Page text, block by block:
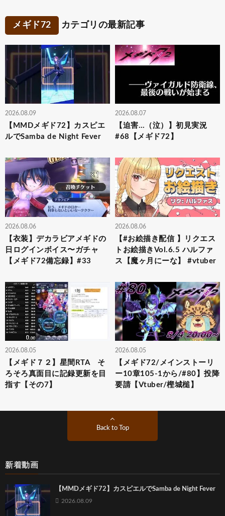
メギド72 カテゴリの最新記事
2026.08.09
【MMDメギド72】カスピエ
ルでSamba de Night Fever
2026.08.07
【迫害…（泣）】初見実況
#68【メギド72】
2026.08.06
【衣装】デカラビアメギドの
日ログインボイス〜ガチャ
【メギド72備忘録】#33
2026.08.06
【#お絵描き配信 】リクエス
トお絵描きVol.6.5 ハルファ
ス【魔ヶ月にーな】 #vtuber
2026.08.05
【メギド７２】星間RTA そ
ろそろ真面目に記録更新を目
指す【その7】
2026.08.05
【メギド72/メインストーリ
ー10章105-1から/#80】投降
要請【Vtuber/樫城槌】
Back to Top
新着動画
【MMDメギド72】カスピエルでSamba de Night Fever
2026.08.09